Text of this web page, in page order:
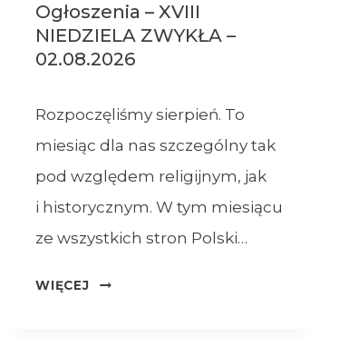
Ogłoszenia – XVIII
NIEDZIELA ZWYKŁA –
02.08.2026
Rozpoczęliśmy sierpień. To
miesiąc dla nas szczególny tak
pod względem religijnym, jak
i historycznym. W tym miesiącu
ze wszystkich stron Polski…
WIĘCEJ
OGŁOSZENIA